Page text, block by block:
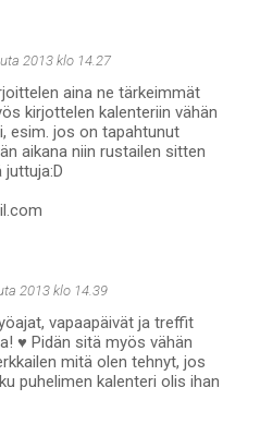
2013 klo 14.27
aina ne tärkeimmät
kirjottelen kalenteriin vähän
esim. jos on tapahtunut
aikana niin rustailen sitten
2013 klo 14.39
vapaapäivät ja treffit
♥ Pidän sitä myös vähän
mitä olen tehnyt, jos
puhelimen kalenteri olis ihan